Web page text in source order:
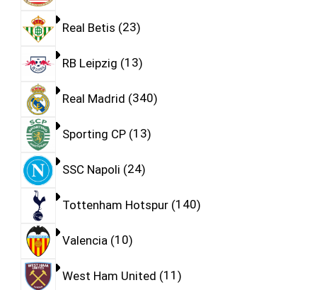
Real Betis 23
RB Leipzig 13
Real Madrid 340
Sporting CP 13
SSC Napoli 24
Tottenham Hotspur 140
Valencia 10
West Ham United 11